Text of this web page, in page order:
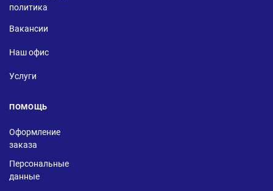
политика
Вакансии
Наш офис
Услуги
ПОМОЩЬ
Оформление
заказа
Персональные
данные